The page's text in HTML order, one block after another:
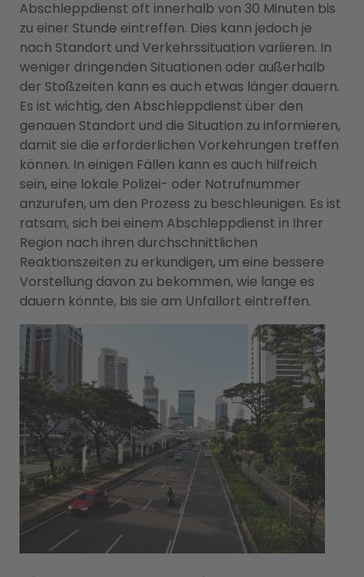
Abschleppdienst oft innerhalb von 30 Minuten bis
zu einer Stunde eintreffen. Dies kann jedoch je
nach Standort und Verkehrssituation variieren. In
weniger dringenden Situationen oder außerhalb
der Stoßzeiten kann es auch etwas länger dauern.
Es ist wichtig, den Abschleppdienst über den
genauen Standort und die Situation zu informieren,
damit sie die erforderlichen Vorkehrungen treffen
können. In einigen Fällen kann es auch hilfreich
sein, eine lokale Polizei- oder Notrufnummer
anzurufen, um den Prozess zu beschleunigen. Es ist
ratsam, sich bei einem Abschleppdienst in Ihrer
Region nach ihren durchschnittlichen
Reaktionszeiten zu erkundigen, um eine bessere
Vorstellung davon zu bekommen, wie lange es
dauern könnte, bis sie am Unfallort eintreffen.